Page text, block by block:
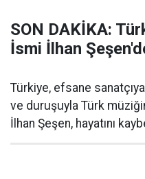
SON DAKİKA:
İsmi İlhan
Türkiye, efsane
ve duruşuyla Türk
İlhan Şeşen, hayatını